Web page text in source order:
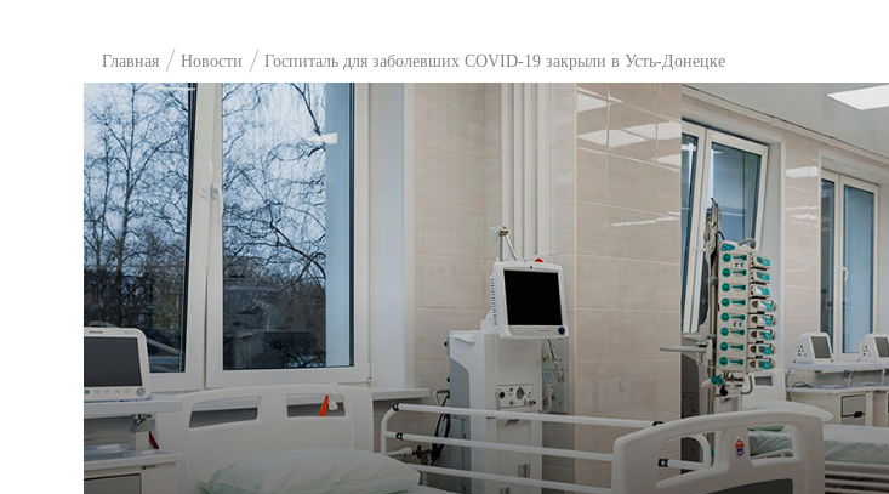
Главная Новости Госпиталь для заболевших COVID-19 закрыли в Усть-Донецке